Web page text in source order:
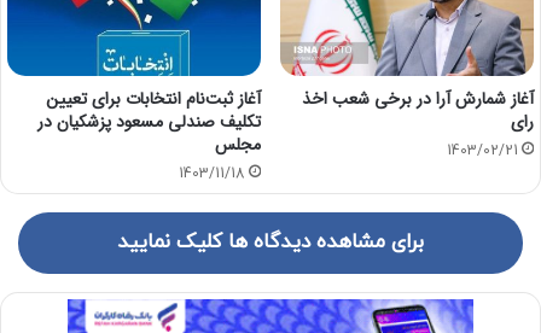
آغاز شمارش آرا در برخی شعب اخذ
رای
1403/02/21
آغاز ثبت‌نام انتخابات برای تعیین
تکلیف صندلی مسعود پزشکیان در
مجلس
1403/11/18
برای مشاهده دیدگاه ها کلیک نمایید